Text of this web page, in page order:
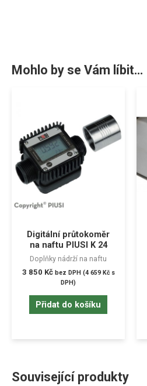
Mohlo by se Vám líbit…
Digitální průtokoměr
na naftu PIUSI K 24
Doplňky nádrží na naftu
3 850 Kč bez DPH (4 659 Kčs
DPH)
Přidat do košíku
Související produkty